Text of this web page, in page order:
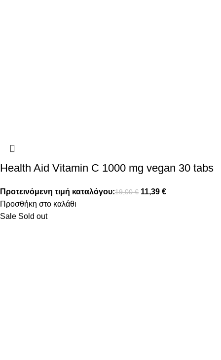
Health Aid Vitamin C 1000 mg vegan 30 tabs
Προτεινόμενη τιμή καταλόγου:19,00€ 11,39 €
Προσθήκη στο καλάθι
Sale Sold out